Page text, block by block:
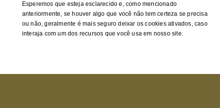
Esperemos que esteja esclarecido e, como mencionado
anteriormente, se houver algo que você não tem certeza se precisa
ou não, geralmente é mais seguro deixar os cookies ativados, caso
interaja com um dos recursos que você usa em nosso site.